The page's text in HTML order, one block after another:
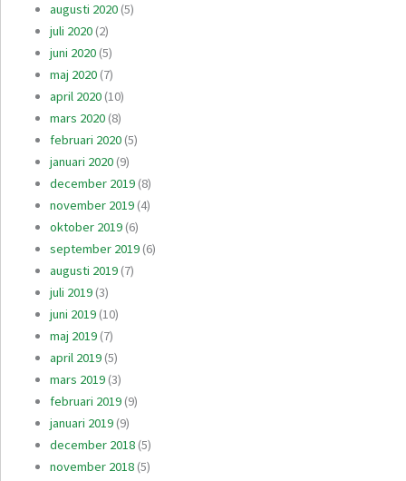
augusti 2020(5)
juli 2020(2)
juni 2020(5)
maj 2020(7)
april 2020(10)
mars 2020(8)
februari 2020(5)
januari 2020(9)
december 2019(8)
november 2019(4)
oktober 2019(6)
september 2019(6)
augusti 2019(7)
juli 2019(3)
juni 2019(10)
maj 2019(7)
april 2019(5)
mars 2019(3)
februari 2019(9)
januari 2019(9)
december 2018(5)
november 2018(5)